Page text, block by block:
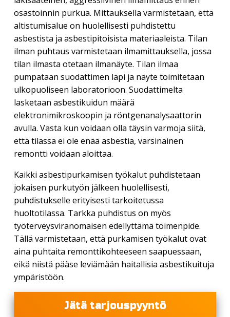
osastoinnin purkua. Mittauksella varmistetaan, että
altistumisalue on huolellisesti puhdistettu
asbestista ja asbestipitoisista materiaaleista. Tilan
ilman puhtaus varmistetaan ilmamittauksella, jossa
tilan ilmasta otetaan ilmanäyte. Tilan ilmaa
pumpataan suodattimen läpi ja näyte toimitetaan
ulkopuoliseen laboratorioon. Suodattimelta
lasketaan asbestikuidun määrä
elektronimikroskoopin ja röntgenanalysaattorin
avulla. Vasta kun voidaan olla täysin varmoja siitä,
että tilassa ei ole enää asbestia, varsinainen
remontti voidaan aloittaa.
Kaikki asbestipurkamisen työkalut puhdistetaan
jokaisen purkutyön jälkeen huolellisesti,
puhdistukselle erityisesti tarkoitetussa
huoltotilassa. Tarkka puhdistus on myös
työterveysviranomaisen edellyttämä toimenpide.
Tällä varmistetaan, että purkamisen työkalut ovat
aina puhtaita remonttikohteeseen saapuessaan,
eikä niistä pääse leviämään haitallisia asbestikuituja
ympäristöön.
Jätä tarjouspyyntö